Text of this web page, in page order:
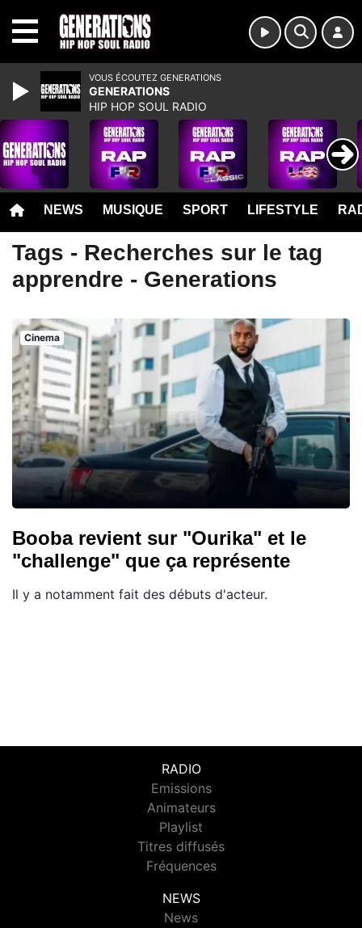
NEWS MUSIQUE SPORT LIFESTYLE
Tags - Recherches sur le tag
apprendre - Generations
Cinema
Booba revient sur "Ourika" et le
"challenge" que ça représente
Il y a notamment fait des débuts d'acteur.
RADIO
Emissions
Animateurs
Playlist
Titres diffusés
Fréquences
NEWS
News
VOUS ÉCOUTEZ GENERATIONS
GENERATIONS
HIP HOP SOUL RADIO